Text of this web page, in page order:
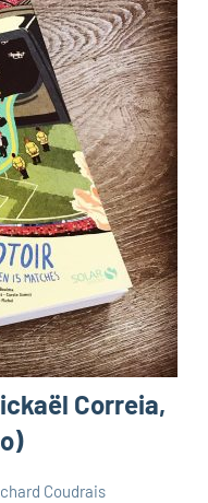
Correia,
Coudrais